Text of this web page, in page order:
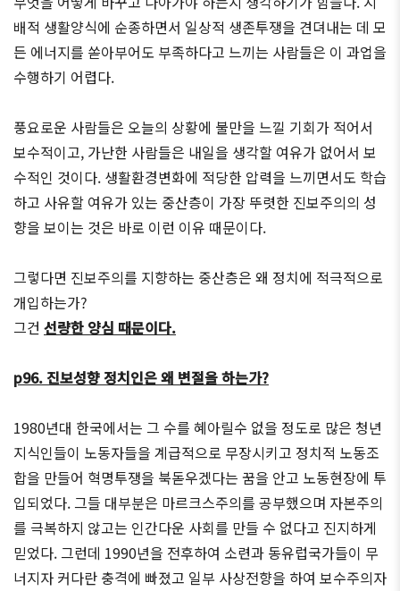
배적 생활양식에 순종하면서 일상적 생존투쟁을 견뎌내는 데 모
든 에너지를 쏟아부어도 부족하다고 느끼는 사람들은 이 과업을
수행하기 어렵다.
풍요로운 사람들은 오늘의 상황에 불만을 느낄 기회가 적어서
보수적이고, 가난한 사람들은 내일을 생각할 여유가 없어서 보
수적인 것이다. 생활환경변화에 적당한 압력을 느끼면서도 학습
하고 사유할 여유가 있는 중산층이 가장 뚜렷한 진보주의의 성
향을 보이는 것은 바로 이런 이유 때문이다.
그렇다면 진보주의를 지향하는 중산층은 왜 정치에 적극적으로
개입하는가?
그건 선량한 양심 때문이다.
p96. 진보성향 정치인은 왜 변절을 하는가?
1980년대 한국에서는 그 수를 혜아릴수 없을 정도로 많은 청년
지식인들이 노동자들을 계급적으로 무장시키고 정치적 노동조
합을 만들어 혁명투쟁을 북돋우겠다는 꿈을 안고 노동현장에 투
입되었다. 그들 대부분은 마르크스주의를 공부했으며 자본주의
를 극복하지 않고는 인간다운 사회를 만들 수 없다고 진지하게
믿었다. 그런데 1990년을 전후하여 소련과 동유럽국가들이 무
너지자 커다란 충격에 빠졌고 일부 사상전향을 하여 보수주의자